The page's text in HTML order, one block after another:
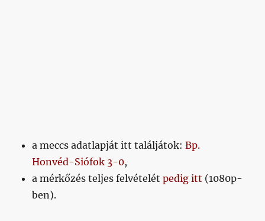
a meccs adatlapját itt találjátok:Bp.
Honvéd-Siófok 3-0,
a mérkőzés teljes felvételétpedig itt (1080p-
ben).